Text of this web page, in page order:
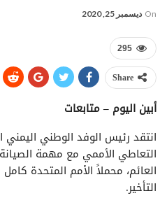
On ديسمبر 25, 2020
295
Share
أبين اليوم – متابعات
انتقد رئيس الوفد الوطني
التعاطي الأممي مع مهمة
العائم، محملاً الأمم المتحدة
التأخير.